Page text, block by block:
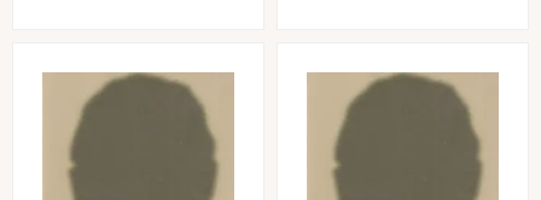
Image Image